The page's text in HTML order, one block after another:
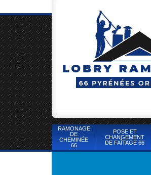
RAMONAGE
DE
CHEMINÉE
66
POSE ET
CHANGEMENT
DE FAÎTAGE 66